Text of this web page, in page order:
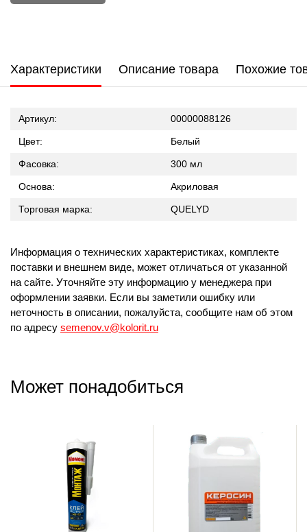
Характеристики Описание товара Похожие
Артикул: 00000088126
Цвет: Белый
Фасовка: 300 мл
Основа: Акриловая
Торговая марка: QUELYD
Информация о технических характеристиках, комплекте
поставки и внешнем виде, может отличаться от указанной
на сайте. Уточняйте эту информацию у менеджера при
оформлении заявки. Если вы заметили ошибку или
неточность в описании, пожалуйста, сообщите нам об этом
по адресу semenov.v@kolorit.ru
Может понадобиться